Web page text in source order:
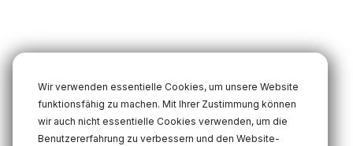
Wir verwenden essentielle Cookies, um unsere Website
funktionsfähig zu machen. Mit Ihrer Zustimmung können
wir auch nicht essentielle Cookies verwenden, um die
Benutzererfahrung zu verbessern und den Website-